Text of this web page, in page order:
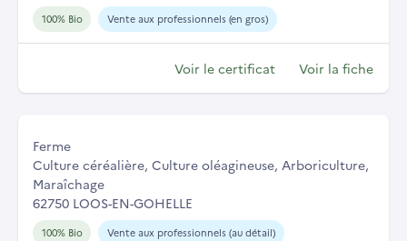
100% Bio Vente aux professionnels (en gros)
Voir le certificat Voir la fiche
Ferme
Culture céréalière, Culture oléagineuse, Arboriculture,
Maraîchage
62750 LOOS-EN-GOHELLE
100% Bio Vente aux professionnels (au détail)